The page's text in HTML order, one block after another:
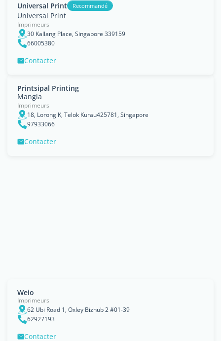
Universal Print Recommandé
Universal Print
Imprimeurs
30 Kallang Place, Singapore 339159
66005380
Contacter
Printsipal Printing
Mangla
Imprimeurs
18, Lorong K, Telok Kurau425781, Singapore
97933066
Contacter
Weio
Imprimeurs
62 Ubi Road 1, Oxley Bizhub 2 #01-39
62927193
Contacter